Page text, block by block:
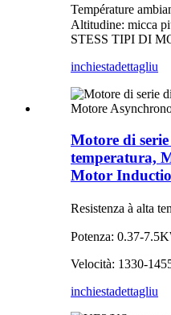
Température
Altitudine: micca
STESS TIPI DI
inchiestadettagliu
Motore di
temperatura,
Motor
Resistenza à alta
Potenza: 0.37-
Velocità: 1330-
inchiestadettagliu